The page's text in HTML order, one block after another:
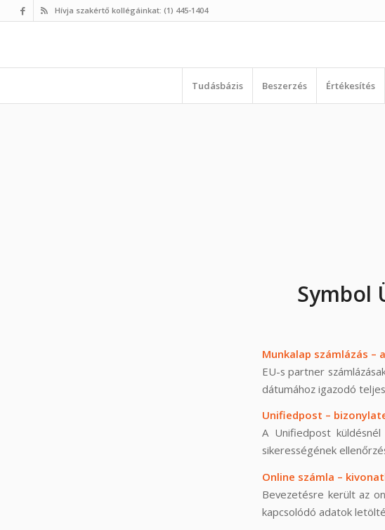
Hívja szakértő kollégáinkat: (1) 445-1404
Tudásbázis Beszerzés Értékesítés
Symbol
Munkalap számlázás
EU-s partner
dátumához igazodó
Unifiedpost –
A Unifiedpost
sikerességének
Online számla –
Bevezetésre került az
kapcsolódó adatok